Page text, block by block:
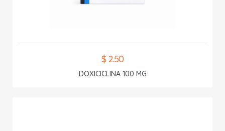
$ 2.50
DOXICICLINA 100 MG